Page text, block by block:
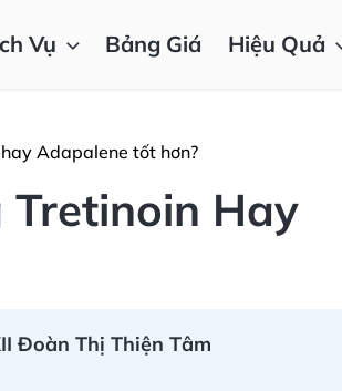
Vụ Bảng Giá Hiệu Quả
Adapalene tốt hơn?
Tretinoin Hay
Đoàn Thị Thiện Tâm